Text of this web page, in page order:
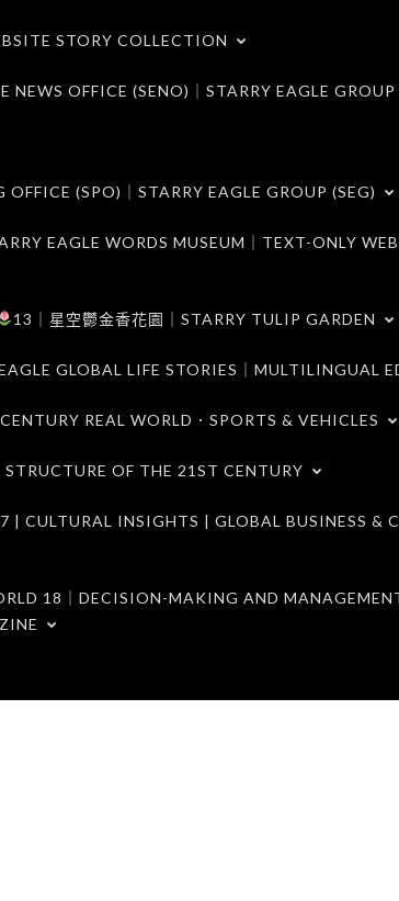
STORY COLLECTION
NEWS OFFICE (SENO)｜STARRY EAGLE GROUP
(SPO)｜STARRY EAGLE GROUP (SEG)
EAGLE WORDS MUSEUM｜TEXT-ONLY
13｜星空鬱金香花園｜STARRY TULIP GARDEN
GLOBAL LIFE STORIES｜MULTILINGUAL
REAL WORLD．SPORTS & VEHICLES
OF THE 21ST CENTURY
| CULTURAL INSIGHTS | GLOBAL BUSINESS &
18｜DECISION-MAKING AND